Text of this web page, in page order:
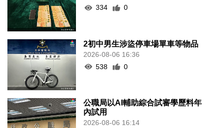
334 0
2初中男生涉盜停車場單車等物品
2026-08-06 16:36
538
0
公職局以AI輔助綜合試審學歷料年
內試用
2026-08-06 16:14